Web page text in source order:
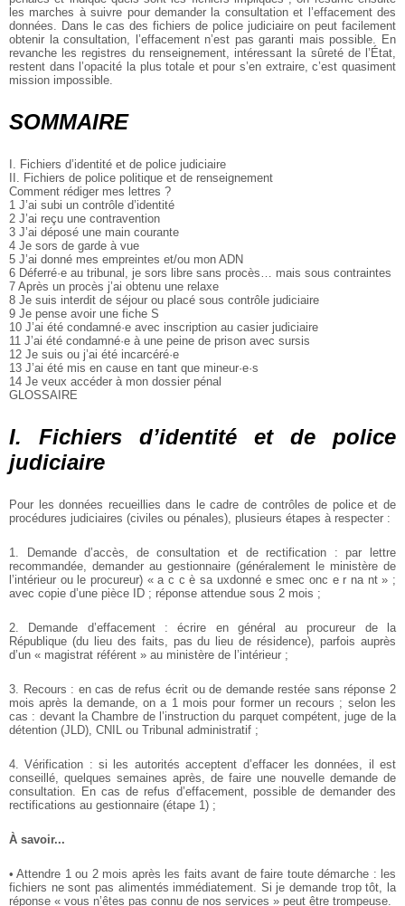
les marches à suivre pour demander la consultation et l’effacement des
données. Dans le cas des fichiers de police judiciaire on peut facilement
obtenir la consultation, l’effacement n’est pas garanti mais possible. En
revanche les registres du renseignement, intéressant la sûreté de l’État,
restent dans l’opacité la plus totale et pour s’en extraire, c’est quasiment
mission impossible.
SOMMAIRE
I. Fichiers d’identité et de police judiciaire
II. Fichiers de police politique et de renseignement
Comment rédiger mes lettres ?
1 J’ai subi un contrôle d’identité
2 J’ai reçu une contravention
3 J’ai déposé une main courante
4 Je sors de garde à vue
5 J’ai donné mes empreintes et/ou mon ADN
6 Déferré·e au tribunal, je sors libre sans procès… mais sous contraintes
7 Après un procès j’ai obtenu une relaxe
8 Je suis interdit de séjour ou placé sous contrôle judiciaire
9 Je pense avoir une fiche S
10 J’ai été condamné·e avec inscription au casier judiciaire
11 J’ai été condamné·e à une peine de prison avec sursis
12 Je suis ou j’ai été incarcéré·e
13 J’ai été mis en cause en tant que mineur·e·s
14 Je veux accéder à mon dossier pénal
GLOSSAIRE
I. Fichiers d’identité et de police
judiciaire
Pour les données recueillies dans le cadre de contrôles de police et de
procédures judiciaires (civiles ou pénales), plusieurs étapes à respecter :
1. Demande d’accès, de consultation et de rectification : par lettre
recommandée, demander au gestionnaire (généralement le ministère de
l’intérieur ou le procureur) « a c c è sa uxdonné e smec onc e r na nt » ;
avec copie d’une pièce ID ; réponse attendue sous 2 mois ;
2. Demande d’effacement : écrire en général au procureur de la
République (du lieu des faits, pas du lieu de résidence), parfois auprès
d’un « magistrat référent » au ministère de l’intérieur ;
3. Recours : en cas de refus écrit ou de demande restée sans réponse 2
mois après la demande, on a 1 mois pour former un recours ; selon les
cas : devant la Chambre de l’instruction du parquet compétent, juge de la
détention (JLD), CNIL ou Tribunal administratif ;
4. Vérification : si les autorités acceptent d’effacer les données, il est
conseillé, quelques semaines après, de faire une nouvelle demande de
consultation. En cas de refus d’effacement, possible de demander des
rectifications au gestionnaire (étape 1) ;
À savoir...
• Attendre 1 ou 2 mois après les faits avant de faire toute démarche : les
fichiers ne sont pas alimentés immédiatement. Si je demande trop tôt, la
réponse « vous n’êtes pas connu de nos services » peut être trompeuse.